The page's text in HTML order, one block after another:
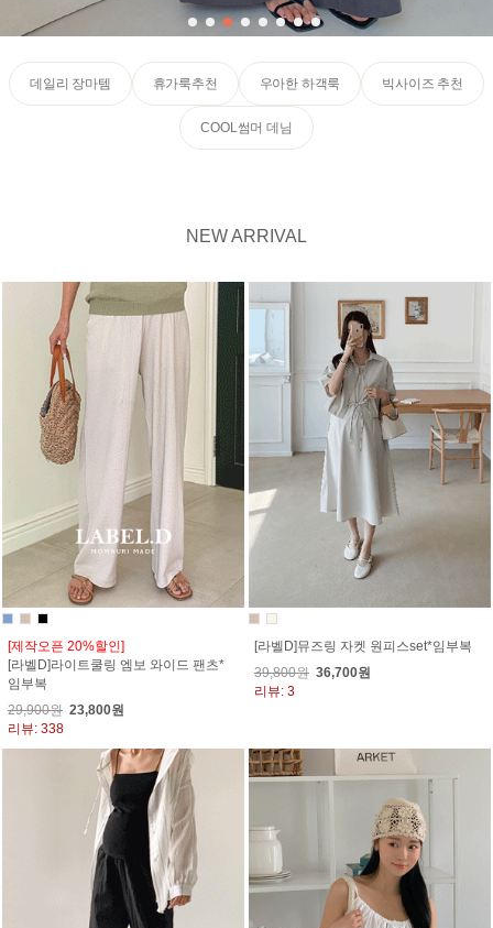
데일리 장마템 휴가룩추천 우아한 하객룩 빅사이즈 추천
COOL썸머 데님
NEW ARRIVAL
[제작오픈 20%할인]
[라벨D]라이트쿨링 엠보 와이드 팬츠*
임부복
29,900원 23,800원
리뷰: 338
[라벨D]뮤즈링 자켓 원피스set*임부복
39,800원 36,700원
리뷰: 3